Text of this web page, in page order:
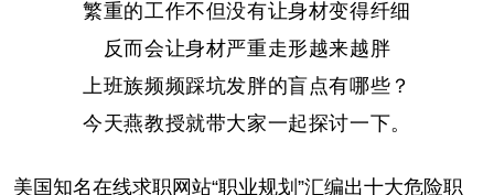
繁重的工作不但没有让身材变得纤细
反而会让身材严重走形越来越胖
上班族频频踩坑发胖的盲点有哪些？
今天燕教授就带大家一起探讨一下。
美国知名在线求职网站“职业规划”汇编出十大危险职